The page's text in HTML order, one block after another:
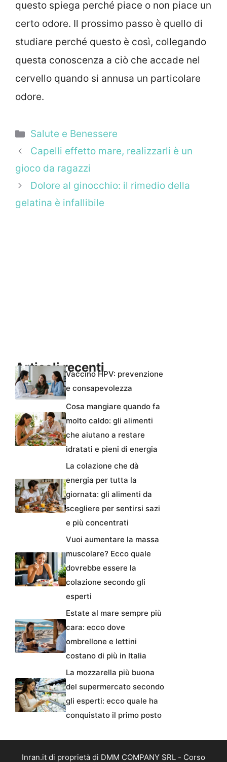
questo spiega perché piace o non piace un
certo odore. Il prossimo passo è quello di
studiare perché questo è così, collegando
questa conoscenza a ciò che accade nel
cervello quando si annusa un particolare
odore.
Categorie
Salute e Benessere
Capelli effetto mare, realizzarli è un
gioco da ragazzi
Dolore al ginocchio: il rimedio della
gelatina è infallibile
Articoli recentiVaccino HPV: prevenzione
e consapevolezza
Cosa mangiare quando fa
molto caldo: gli alimenti
che aiutano a restare
idratati e pieni di energia
La colazione che dà
energia per tutta la
giornata: gli alimenti da
scegliere per sentirsi sazi
e più concentrati
Vuoi aumentare la massa
muscolare? Ecco quale
dovrebbe essere la
colazione secondo gli
esperti
Estate al mare sempre più
cara: ecco dove
ombrellone e lettini
costano di più in Italia
La mozzarella più buona
del supermercato secondo
gli esperti: ecco quale ha
conquistato il primo posto
Inran.it di proprietà di DMM COMPANY SRL - Corso